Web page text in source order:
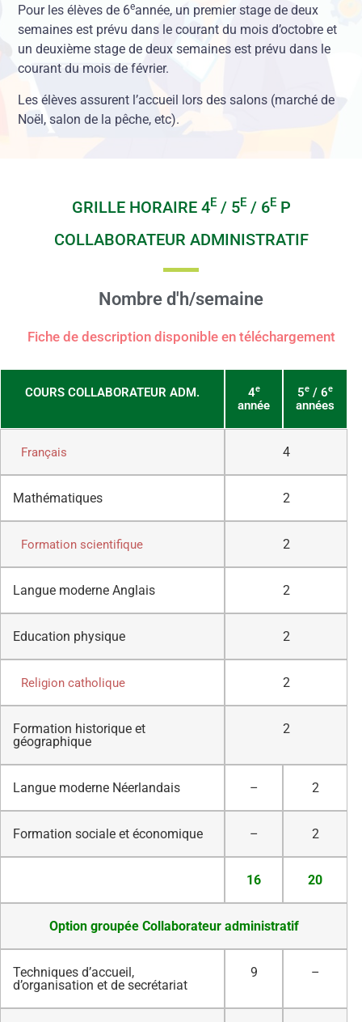
Pour les élèves de 6eannée, un premier stage de deux
semaines est prévu dans le courant du mois d’octobre et
un deuxième stage de deux semaines est prévu dans le
courant du mois de février.
Les élèves assurent l’accueil lors des salons (marché de
Noël, salon de la pêche, etc).
GRILLE HORAIRE 4E/ 5E/ 6EP
COLLABORATEUR ADMINISTRATIF
Nombre d'h/semaine
Fiche de description disponible en téléchargement
COURS COLLABORATEUR ADM. 4e
année
5e / 6e
années
Français 4
Mathématiques 2
Formation scientifique 2
Langue moderne Anglais 2
Education physique 2
Religion catholique 2
Formation historique et
géographique
2
Langue moderne Néerlandais – 2
Formation sociale et économique – 2
16 20
Option groupée Collaborateur administratif
Techniques d’accueil,
d’organisation et de secrétariat
9 –